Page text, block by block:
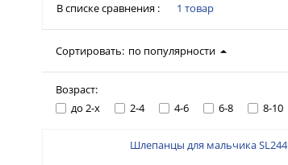
В списке сравнения : 1 товар
Сортировать: по популярности
Возраст:
до 2-х
2-4 4-6 6-8 8-10
Шлепанцы для мальчика SL244